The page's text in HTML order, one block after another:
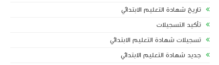
تاريخ شهادة التعليم الابتدائي
تأكيد التسجيلات
تسجيلات شهادة التعليم الابتدائي
جديد شهادة التعليم الابتدائي